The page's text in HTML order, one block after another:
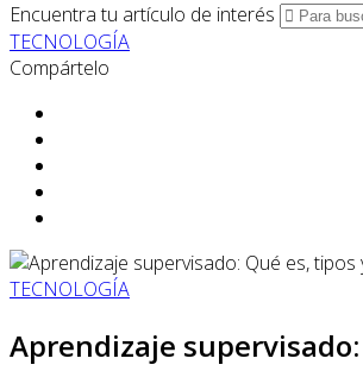
Encuentra tu artículo de interés
TECNOLOGÍA
Compártelo
TECNOLOGÍA
Aprendizaje